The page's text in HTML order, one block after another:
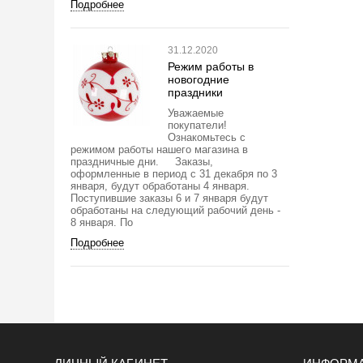
Подробнее
31.12.2020
Режим работы в
новогодние
праздники
Уважаемые
покупатели!
Ознакомьтесь с
режимом работы нашего магазина в
праздничные дни. Заказы,
оформленные в период с 31 декабря по 3
января, будут обработаны 4 января.
Поступившие заказы 6 и 7 января будут
обработаны на следующий рабочий день -
8 января. По
Подробнее